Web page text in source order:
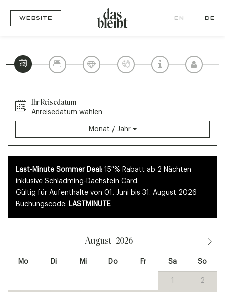
WEBSITE EN DE
Ihr Reisedatum
Anreisedatum wählen
Monat / Jahr
Last-Minute Sommer Deal: 15 % Rabatt ab 2 Nächten
inklusive Schladming-Dachstein Card.
Gültig für Aufenthalte von 01. Juni bis 31. August 2026
Buchungscode: LASTMINUTE
August 2026
Mo Di Mi Do Fr Sa So
1 2